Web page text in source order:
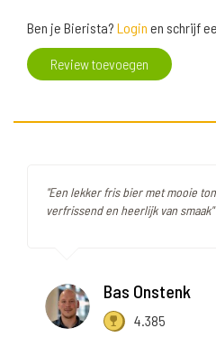
Ben je Bierista? Login en schrijf
Review toevoegen
"Een lekker fris bier met mooie
verfrissend en heerlijk van smaak"
Bas Onstenk
4.385